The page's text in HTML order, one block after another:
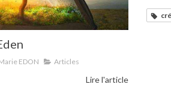
EDON Articles
Lire l'article